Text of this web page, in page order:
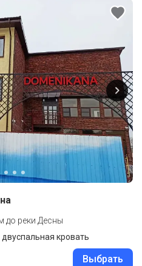
до реки Десны
кровать
Выбрать